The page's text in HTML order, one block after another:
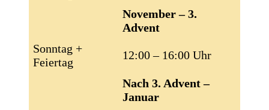
November – 3.
Advent
Sonntag +
Feiertag
12:00 – 16:00 Uhr
Nach 3. Advent –
Januar